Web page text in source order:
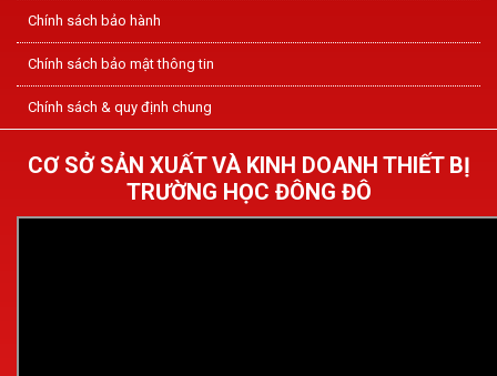
Chính sách bảo hành
Chính sách bảo mật thông tin
Chính sách & quy định chung
CƠ SỞ SẢN XUẤT VÀ KINH DOANH THIẾT BỊ
TRƯỜNG HỌC ĐÔNG ĐÔ